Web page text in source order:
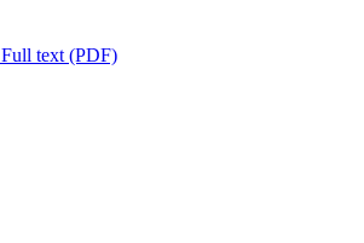
Full text (PDF)